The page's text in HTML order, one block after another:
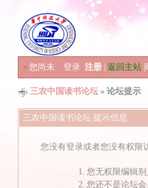
» 您尚未 登录 注册 返回主站
三农中国读书论坛 » 论坛提示
三农中国读书论坛 提示信息
您没有登录或者您没有权限
您无权限编辑
您还不是论坛